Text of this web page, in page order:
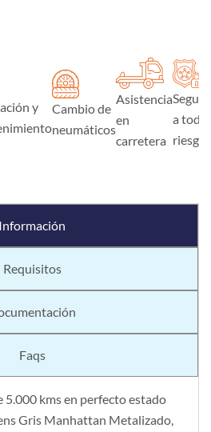
y
Cambio de
neumáticos
Asistencia
en
carretera
Seguro
a todo
riesgo
Información
Requisitos
Faqs
5.000 kms en perfecto estado
Gris Manhattan Metalizado,